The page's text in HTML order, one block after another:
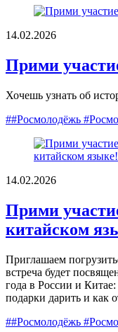
14.02.2026
Прими
Хочешь узнать об
##Росмолодёжь
14.02.2026
Прими
китайском
Приглашаем
встреча будет
года в России и
подарки дарить и как
##Росмолодёжь